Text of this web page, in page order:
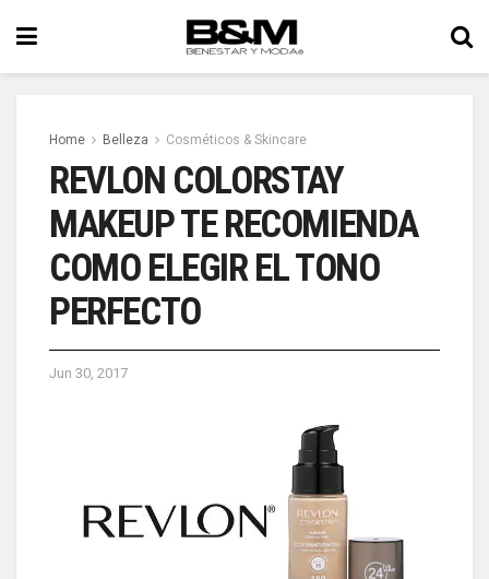
Home Belleza Cosméticos & Skincare
REVLON COLORSTAY
MAKEUP TE RECOMIENDA
COMO ELEGIR EL TONO
PERFECTO
Jun 30, 2017